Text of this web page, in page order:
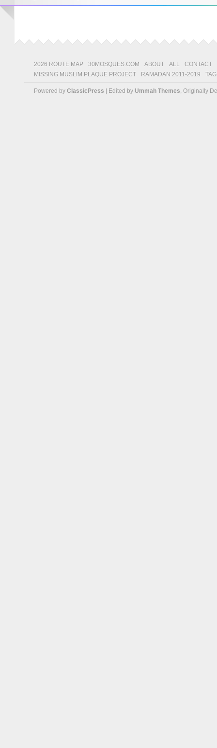
2026 ROUTE MAP 30MOSQUES.COM ABOUT ALL
CONTACT
MISSING MUSLIM PLAQUE PROJECT
RAMADAN 2011-2019
Powered by ClassicPress | Edited by Ummah Themes, Originally